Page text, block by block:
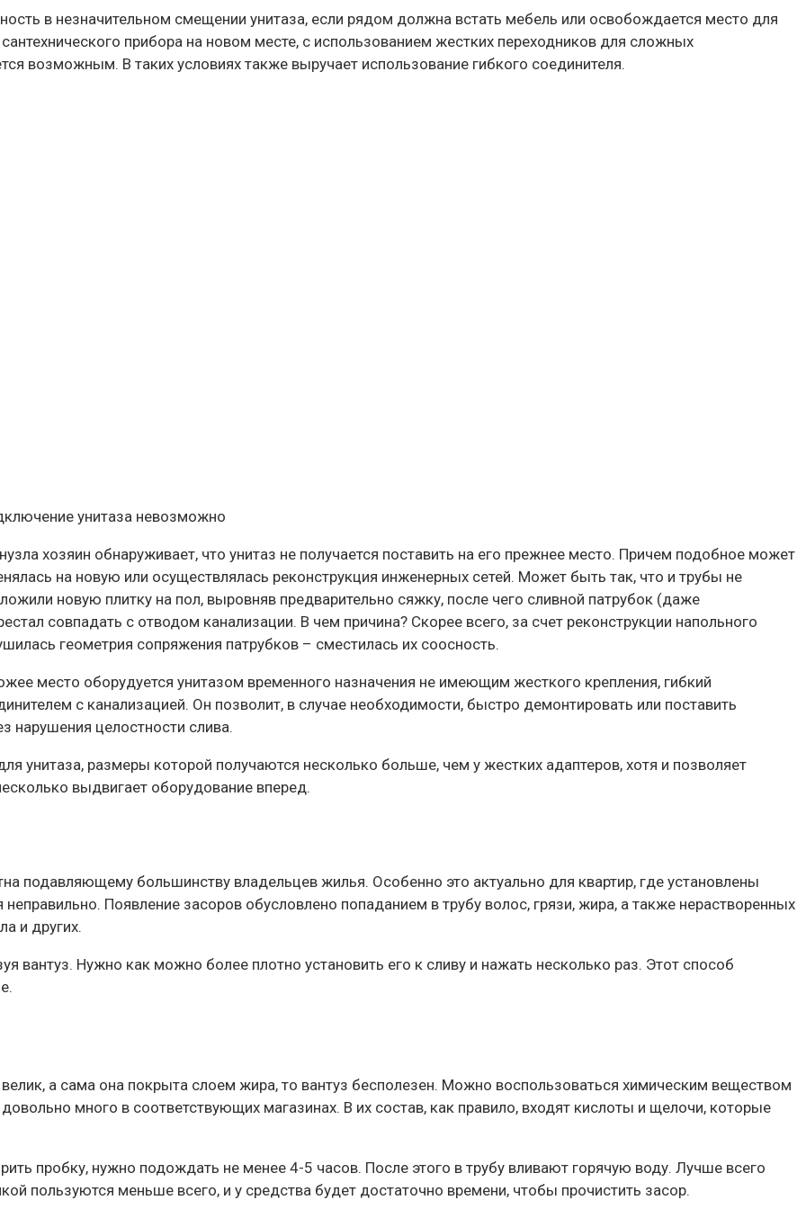
в незначительном смещении унитаза, если рядом должна встать мебель или освобождается место для
прибора на новом месте, с использованием жестких переходников для сложных
возможным. В таких условиях также выручает использование гибкого соединителя.
унитаза невозможно
хозяин обнаруживает, что унитаз не получается поставить на его прежнее место. Причем подобное может
на новую или осуществлялась реконструкция инженерных сетей. Может быть так, что и трубы не
новую плитку на пол, выровняв предварительно сяжку, после чего сливной патрубок (даже
совпадать с отводом канализации. В чем причина? Скорее всего, за счет реконструкции напольного
геометрия сопряжения патрубков – сместилась их соосность.
место оборудуется унитазом временного назначения не имеющим жесткого крепления, гибкий
с канализацией. Он позволит, в случае необходимости, быстро демонтировать или поставить
нарушения целостности слива.
унитаза, размеры которой получаются несколько больше, чем у жестких адаптеров, хотя и позволяет
выдвигает оборудование вперед.
подавляющему большинству владельцев жилья. Особенно это актуально для квартир, где установлены
Появление засоров обусловлено попаданием в трубу волос, грязи, жира, а также нерастворенных
и других.
вантуз. Нужно как можно более плотно установить его к сливу и нажать несколько раз. Этот способ
а сама она покрыта слоем жира, то вантуз бесполезен. Можно воспользоваться химическим веществом
много в соответствующих магазинах. В их состав, как правило, входят кислоты и щелочи, которые
пробку, нужно подождать не менее 4-5 часов. После этого в трубу вливают горячую воду. Лучше всего
пользуются меньше всего, и у средства будет достаточно времени, чтобы прочистить засор.